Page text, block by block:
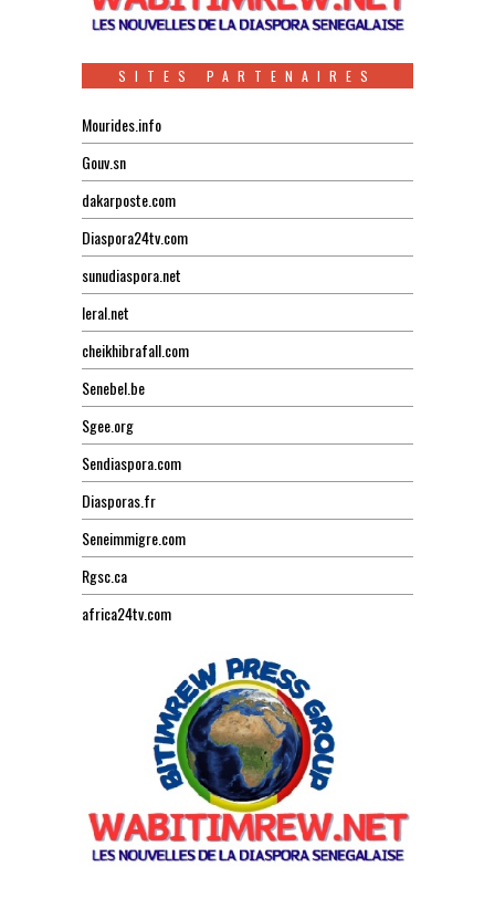
SITES PARTENAIRES
Mourides.info
Gouv.sn
dakarposte.com
Diaspora24tv.com
sunudiaspora.net
leral.net
cheikhibrafall.com
Senebel.be
Sgee.org
Sendiaspora.com
Diasporas.fr
Seneimmigre.com
Rgsc.ca
africa24tv.com